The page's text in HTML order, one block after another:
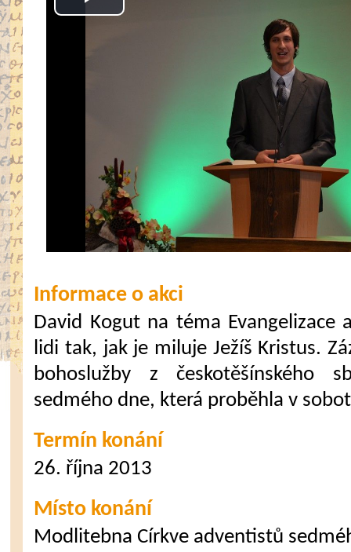
Play
Informace o akci
David Kogut na téma
lidi tak, jak je miluje Ježíš Kristus.
bohoslužby z českotěšínského
sedmého dne, která proběhla v
Termín konání
26. října 2013
Místo konání
Modlitebna Církve adventistů